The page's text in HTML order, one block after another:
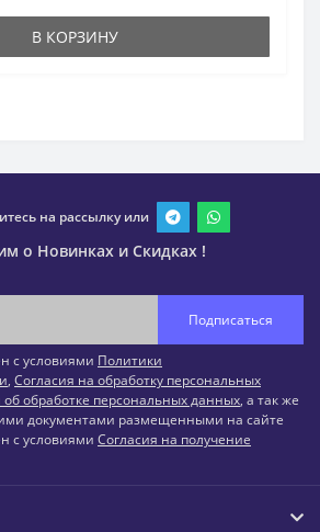
В КОРЗИНУ
на рассылку или
о Новинках и Скидках !
Подписаться
с условиями Политики
, Согласия на обработку персональных
обработке персональных данных, а так же
документами размещенными на сайте
с условиями Согласия на получение